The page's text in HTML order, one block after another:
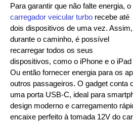
Para garantir que não falte energia, o
carregador veicular turbo recebe até
dois dispositivos de uma vez. Assim,
durante o caminho, é possível
recarregar todos os seus
dispositivos, como o iPhone e o
Ou então fornecer energia para os
outros passageiros. O gadget conta
uma porta USB-C, ideal para
design moderno e carregamento
encaixe perfeito à tomada 12V do